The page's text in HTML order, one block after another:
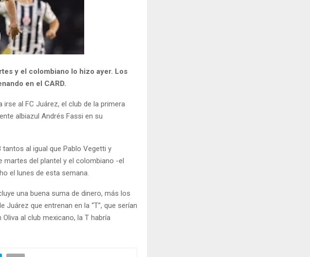
y el colombiano lo hizo ayer. Los
en el CARD.
irse al FC Juárez, el club de la primera
albiazul Andrés Fassi en su
al igual que Pablo Vegetti y
martes del plantel y el colombiano -el
el lunes de esta semana.
una buena suma de dinero, más los
que entrenan en la “T”, que serían
al club mexicano, la T habría